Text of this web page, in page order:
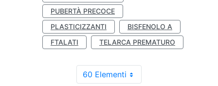
PUBERTÀ PRECOCE
PLASTICIZZANTI
BISFENOLO A
FTALATI
TELARCA PREMATURO
60 Elementi